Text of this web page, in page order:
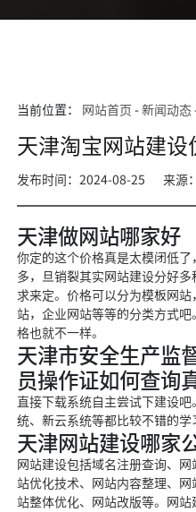
当前位置： 网站首页 -新闻动态
天津淘宝网站建设
发布时间：2024-08-25 来源：
天津做网站哪家好
你定的这个价格真是太模闭低
多，旦销裂其实网站建设分好
求来定。价格可以分为模板网
站，企业网站等等的分类方式
格也就不一样。
天津市安全生产监
员操作证如何查询
直接下载系统自主尝试下建设
统、新云系统等都比较不错的学
天津网站建设哪家
网站建设包括域名注册查询、
站优化技术、网站内容整理、网
站整体优化、网站改版等。网